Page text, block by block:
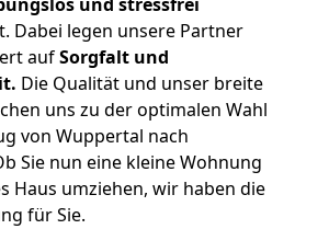
Dabei legen unsere Partner
aufSorgfalt und
Die Qualität und unser breite
uns zu der optimalen Wahl
von Wuppertal nach
Sie nun eine kleine Wohnung
Haus umziehen, wir haben die
für Sie.